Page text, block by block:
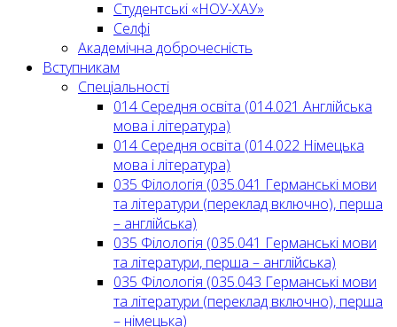
Студентські «НОУ-ХАУ»
Селфі
Академічна доброчесність
Вступникам
Спеціальності
014 Середня освіта (014.021 Англійська
мова і література)
014 Середня освіта (014.022 Німецька
мова і література)
035 Філологія (035.041 Германські мови
та літератури (переклад включно), перша
– англійська)
035 Філологія (035.041 Германські мови
та літератури, перша – англійська)
035 Філологія (035.043 Германські мови
та літератури (переклад включно), перша
– німецька)